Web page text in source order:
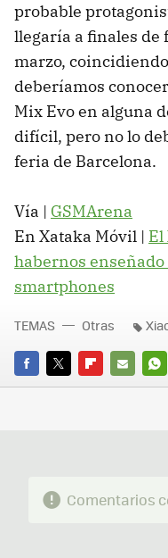
probable
llegaría a finales
marzo,
deberíamos
Mix Evo en alguna
difícil, pero no lo
feria de Barcelona.
Vía | GSMArena
En Xataka Móvil | El
habernos
smartphones
FACEBOOK
TWITTERFLIPBOARD
E-
TEMAS Otras
Comentarios